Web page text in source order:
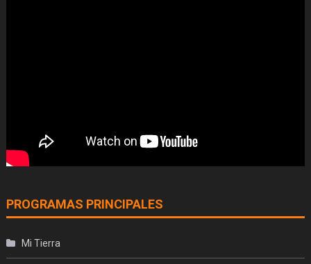
PROGRAMAS PRINCIPALES
Mi Tierra